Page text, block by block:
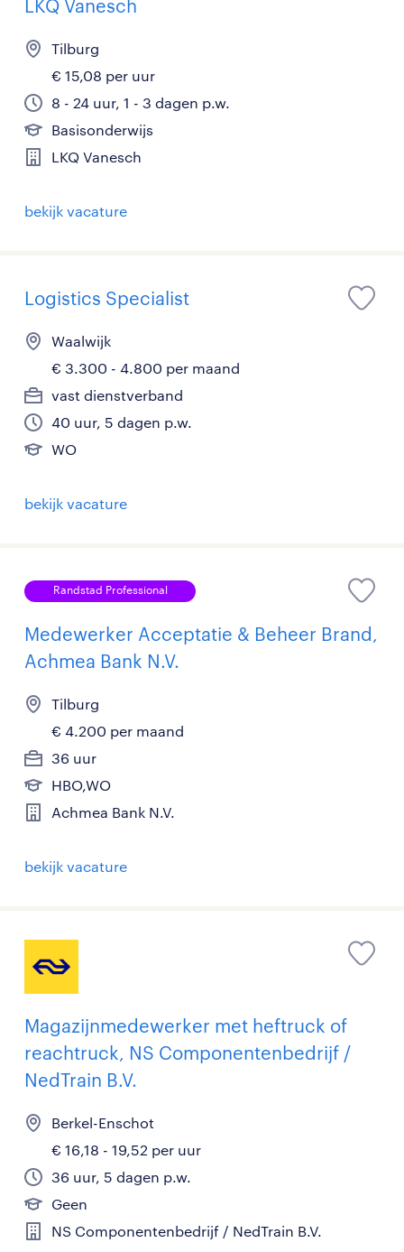
LKQ Vanesch
Tilburg
€ 15,08 per uur
8 - 24 uur, 1 - 3 dagen p.w.
Basisonderwijs
LKQ Vanesch
bekijk vacature
Logistics Specialist
Waalwijk
€ 3.300 - 4.800 per maand
vast dienstverband
40 uur, 5 dagen p.w.
WO
bekijk vacature
Randstad Professional
Medewerker Acceptatie & Beheer Brand,
Achmea Bank N.V.
Tilburg
€ 4.200 per maand
36 uur
HBO,WO
Achmea Bank N.V.
bekijk vacature
Magazijnmedewerker met heftruck of
reachtruck, NS Componentenbedrijf /
NedTrain B.V.
Berkel-Enschot
€ 16,18 - 19,52 per uur
36 uur, 5 dagen p.w.
Geen
NS Componentenbedrijf / NedTrain B.V.